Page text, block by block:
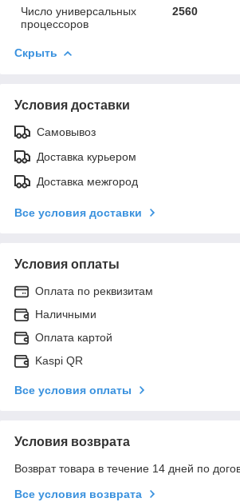
Число универсальных
процессоров
2560
Скрыть
Условия доставки
Самовывоз
Доставка курьером
Доставка межгород
Все условия доставки
Условия оплаты
Оплата по реквизитам
Наличными
Оплата картой
Kaspi QR
Все условия оплаты
Условия возврата
Возврат товара в течение 14 дней по
Все условия возврата